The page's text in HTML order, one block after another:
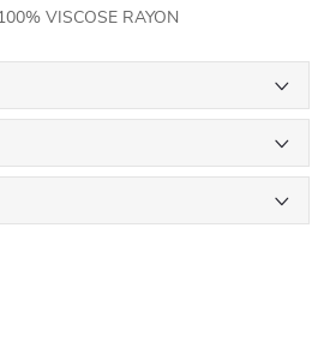
VISCOSE RAYON